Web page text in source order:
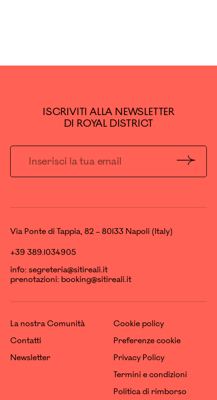
ISCRIVITI ALLA NEWSLETTER
DI ROYAL DISTRICT
Invia
Via Ponte di Tappia, 82 – 80133 Napoli (Italy)
+39 389.1034905
info: segreteria@sitireali.it
prenotazioni: booking@sitireali.it
La nostra Comunità
Contatti
Newsletter
Cookie policy
Preferenze cookie
Privacy Policy
Termini e condizioni
Politica di rimborso